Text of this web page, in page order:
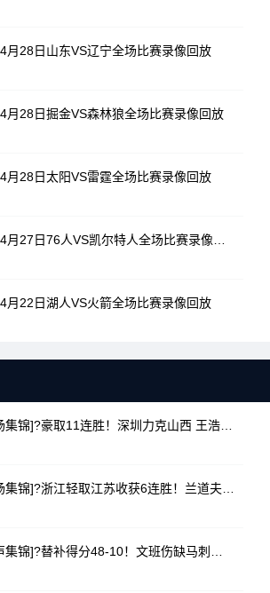
月28日山东VS辽宁全场比赛录像回放
月28日掘金VS森林狼全场比赛录像回放
月28日太阳VS雷霆全场比赛录像回放
月22日湖人VS火箭全场比赛录像回放